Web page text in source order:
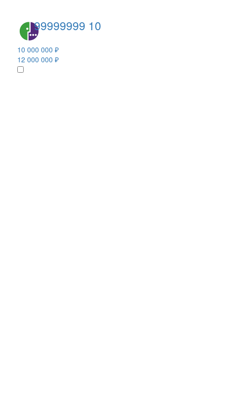
99999999 10
10 000 000 ₽
12 000 000 ₽